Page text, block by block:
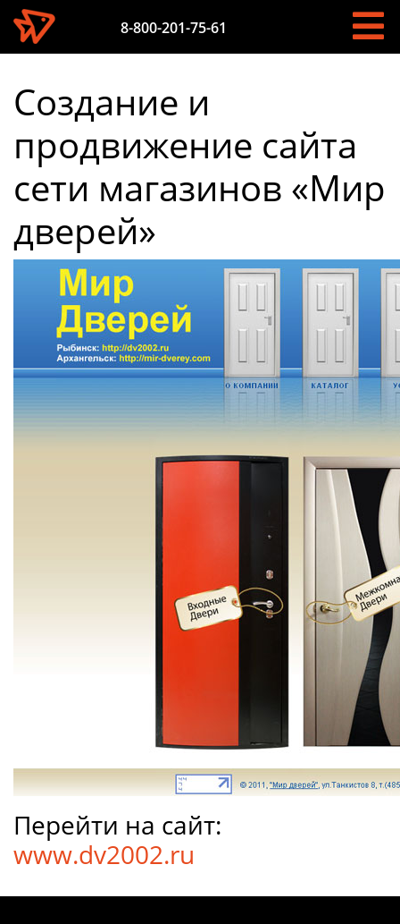
8-800-201-75-61
Создание и
продвижение сайта
сети магазинов «Мир
дверей»
Перейти на сайт:
www.dv2002.ru